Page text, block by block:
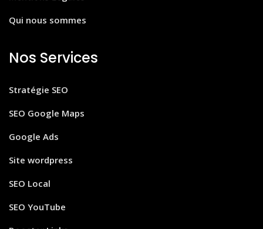
Qui nous sommes
Nos Services
Stratégie SEO
SEO Google Maps
Google Ads
Site wordpress
SEO Local
SEO YouTube